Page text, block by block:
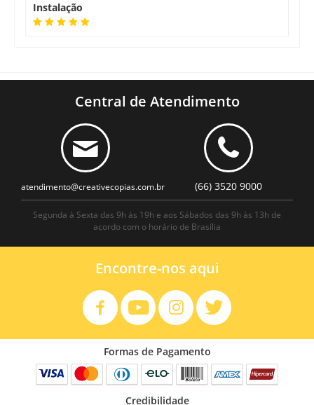
Instalação
Central de Atendimento
atendimento@creativecopias.com.br (66) 3520 9000
Segunda à Sexta das 9h às 19h e aos Sábados das 9h às 13h de
acordo com o horário de Brasília
Encontre-nos aqui
Formas de Pagamento
Credibilidade